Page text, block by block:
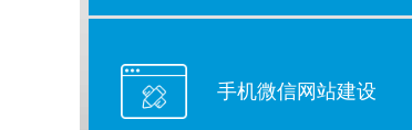
手机微信网站建设